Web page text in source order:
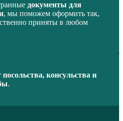
документы для
, мы поможем оформить так,
приняты в любом
консульства и
.